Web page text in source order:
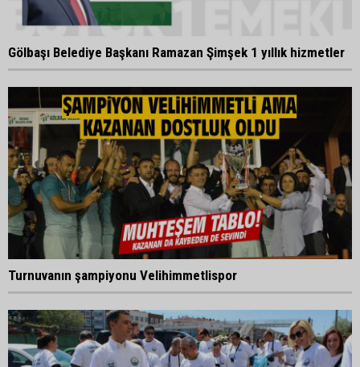
Gölbaşı Belediye Başkanı Ramazan Şimşek 1 yıllık hizmetler
Turnuvanın şampiyonu Velihimmetlispor